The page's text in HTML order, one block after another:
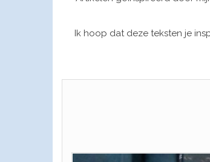
Ik hoop dat deze teksten je